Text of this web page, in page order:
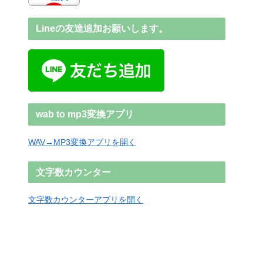
Lineの友達追加お願いします。
wab to mp3変換アプリ
WAV→MP3変換アプリを開く
文字数カウンター
文字数カウンターアプリを開く